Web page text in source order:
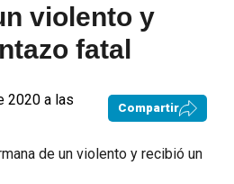
violento y
fatal
2020 a las
Compartir